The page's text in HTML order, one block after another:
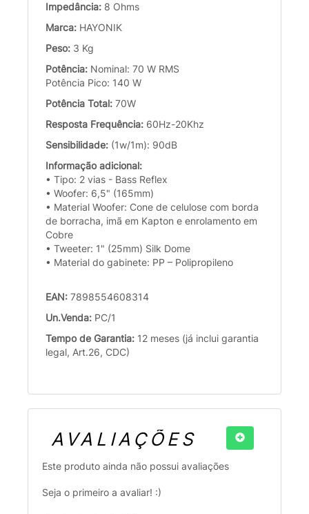
Impedância: 8 Ohms
Marca: HAYONIK
Peso: 3 Kg
Potência: Nominal: 70 W RMS
Potência Pico: 140 W
Potência Total: 70W
Resposta Frequência: 60Hz-20Khz
Sensibilidade: (1w/1m): 90dB
Informação adicional:
• Tipo: 2 vias - Bass Reflex
• Woofer: 6,5" (165mm)
• Material Woofer: Cone de celulose com borda
de borracha, imã em Kapton e enrolamento em
Cobre
• Tweeter: 1" (25mm) Silk Dome
• Material do gabinete: PP – Polipropileno
EAN: 7898554608314
Un.Venda: PC/1
Tempo de Garantia: 12 meses (já inclui garantia
legal, Art.26, CDC)
AVALIAÇÕES
Este produto ainda não possui avaliações
Seja o primeiro a avaliar! :)